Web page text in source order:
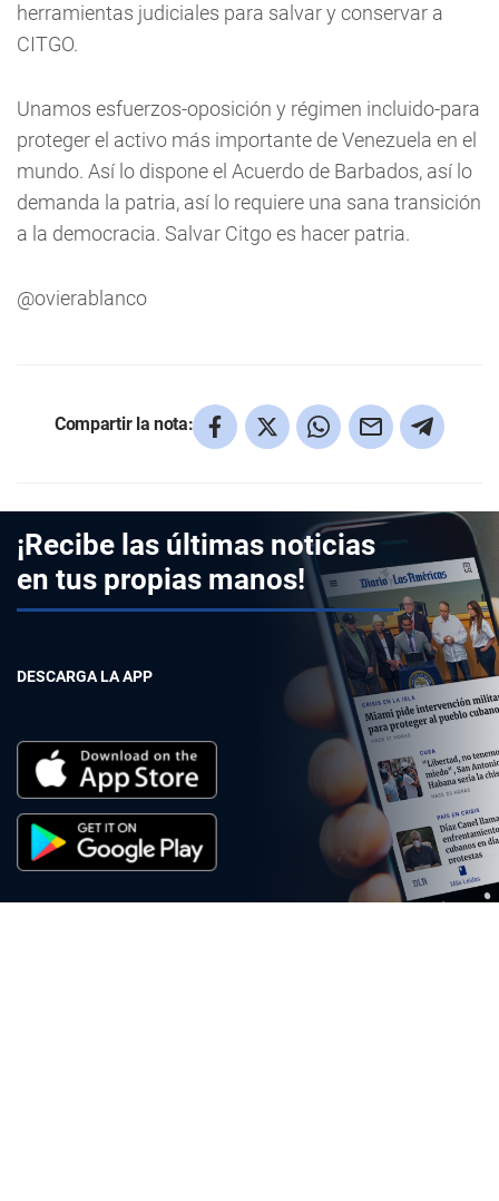
herramientas judiciales para salvar y conservar a
CITGO.
Unamos esfuerzos-oposición y régimen incluido-para
proteger el activo más importante de Venezuela en el
mundo. Así lo dispone el Acuerdo de Barbados, así lo
demanda la patria, así lo requiere una sana transición
a la democracia. Salvar Citgo es hacer patria.
@ovierablanco
Compartir la nota:
¡Recibe las últimas noticias
en tus propias manos!
DESCARGA LA APP